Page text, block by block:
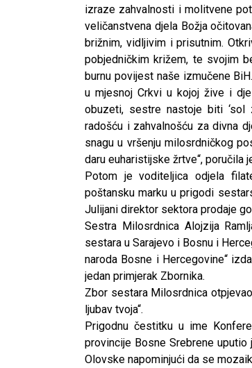
izraze zahvalnosti i molitvene
veličanstvena djela Božja
brižnim, vidljivim i prisutnim.
pobjedničkim križem, te svojim
burnu povijest naše izmučene
u mjesnoj Crkvi u kojoj žive i
obuzeti, sestre nastoje biti
radošću i zahvalnošću za divna
snagu u vršenju milosrdničkog
daru euharistijske žrtve“, poručila
Potom je voditeljica odjela
poštansku marku u prigodi
Julijani direktor sektora prodaje
Sestra Milosrdnica Alojzija
sestara u Sarajevo i Bosnu i
naroda Bosne i Hercegovine“
jedan primjerak Zbornika.
Zbor sestara Milosrdnica
ljubav tvoja“.
Prigodnu čestitku u ime
provincije Bosne Srebrene
Olovske napominjući da se